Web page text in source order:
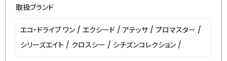
取扱ブランド
エコ・ドライブ ワン / エクシード / アテッサ / プロマスター /
シリーズエイト / クロスシー / シチズンコレクション /